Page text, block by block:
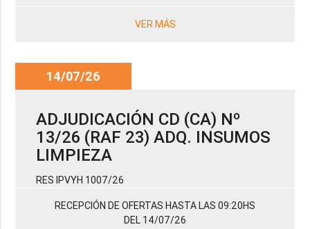
VER MÁS
14/07/26
ADJUDICACIÓN CD (CA) Nº
13/26 (RAF 23) ADQ. INSUMOS
LIMPIEZA
RES IPVYH 1007/26
RECEPCIÓN DE OFERTAS HASTA LAS 09:20HS
DEL 14/07/26